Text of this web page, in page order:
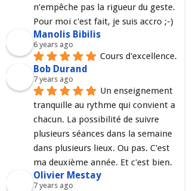
n’empêche pas la rigueur du geste.
Pour moi c'est fait, je suis accro ;-)
Manolis Bibilis
6 years ago
Cours d'excellence.
Bob Durand
7 years ago
Un enseignement
tranquille au rythme qui convient a
chacun. La possibilité de suivre
plusieurs séances dans la semaine
dans plusieurs lieux. Ou pas. C'est
ma deuxième année. Et c'est bien.
Olivier Mestay
7 years ago